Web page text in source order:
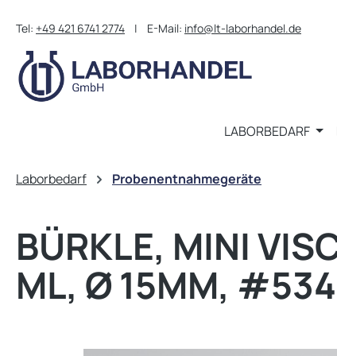
Tel: +49 421 6741 2774 | E-Mail: info@lt-laborhandel.de
LABORBEDARF
Laborbedarf Probenentnahmegeräte
BÜRKLE, MINI
ML, Ø 15MM,